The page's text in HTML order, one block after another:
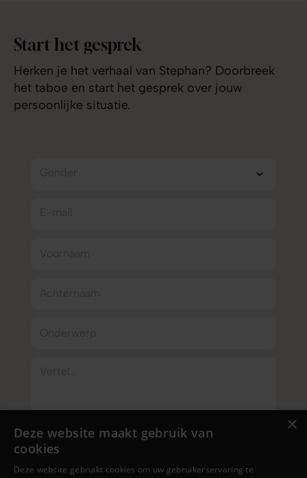
Start het gesprek
Herken je het verhaal van Stephan? Doorbreek
het taboe en start het gesprek over jouw
persoonlijke situatie.
Gender
E-mail
Voornaam
Achternaam
Onderwerp
Vertel...
×
Deze website maakt gebruik van
cookies
Deze website gebruikt cookies om uw gebruikerservaring te